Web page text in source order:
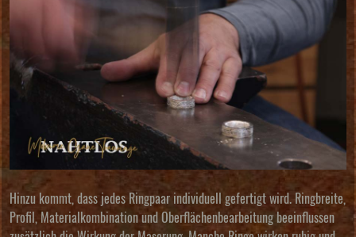
Hinzu kommt, dass jedes Ringpaar individuell gefertigt wird. Ringbreite,
Profil, Materialkombination und Oberflächenbearbeitung beeinflussen